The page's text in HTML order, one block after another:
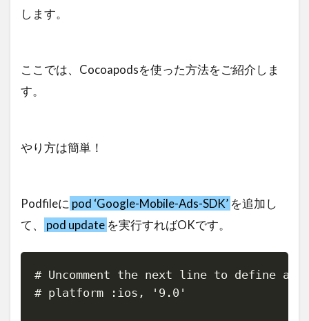
します。
ここでは、Cocoapodsを使った方法をご紹介しま
す。
やり方は簡単！
Podfileに pod ‘Google-Mobile-Ads-SDK’ を追加し
て、
pod update を実行すればOKです。
# Uncomment the next line to define a
# platform :ios, '9.0'